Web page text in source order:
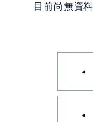
目前尚無資